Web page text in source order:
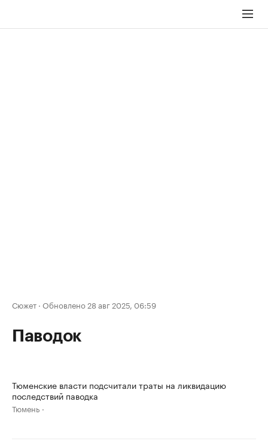
Сюжет · Обновлено 28 авг 2025, 06:59
Паводок
Тюменские власти подсчитали траты на ликвидацию
последствий паводка
Тюмень